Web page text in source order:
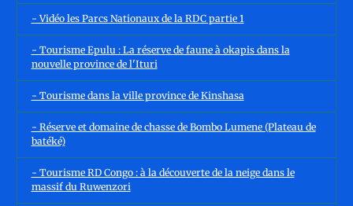
- Vidéo les Parcs Nationaux de la RDC partie 1
- Tourisme Epulu : La réserve de faune à okapis dans la
nouvelle province de l'Ituri
- Tourisme dans la ville province de Kinshasa
- Réserve et domaine de chasse de Bombo Lumene (Plateau de
batéké)
- Tourisme RD Congo : à la découverte de la neige dans le
massif du Ruwenzori